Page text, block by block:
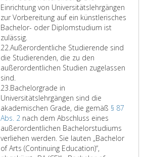
i
k
e
1
1
,
t
e
r
a
e
,
,
L
i
e
a
d
e
r
R
i
c
g
e
g
i
e
d
r
t
.
d
e
r
e
a
i
l
d
u
n
g
i
e
r
n
e
L
e
h
r
i
t
e
r
i
u
m
d
e
t
a
i
l
e
e
r
d
n
c
e
S
f
f
e
r
2
1
Einrichtung von Universitätslehrgängen
zur Vorbereitung auf ein künstlerisches
Bachelor- oder Diplomstudium ist
zulässig.
22.Z
i
f
f
e
r
2
2
Außerordentliche Studierende sind
die Studierenden, die zu den
außerordentlichen Studien zugelassen
sind.
23.Z
i
f
f
e
r
2
Bachelorgrade in
Universitätslehrgängen sind die
akademischen Grade, die gemäß § 87
Abs. 2 nach dem Abschluss eines
außerordentlichen Bachelorstudiums
verliehen werden. Sie lauten „Bachelor
of Arts (Continuing Education)“,